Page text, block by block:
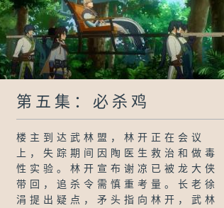
第五集：必杀鸡
楼主到达武林盟，林开正在会议
上，失踪期间因陶医生救治和做毒
性实验。林开宣布谢凉已被龙大侠
带回，追杀令需慎重考量。长老徐
涓提出疑点，矛头指向林开，武林